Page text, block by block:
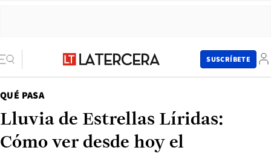
SUSCRÍBETE
QUÉ PASA
Lluvia de Estrellas Líridas:
Cómo ver desde hoy el